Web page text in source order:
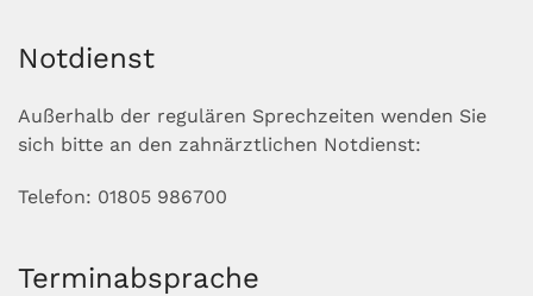
Notdienst
Außerhalb der regulären Sprechzeiten wenden Sie
sich bitte an den zahnärztlichen Notdienst:
Telefon: 01805 986700
Terminabsprache